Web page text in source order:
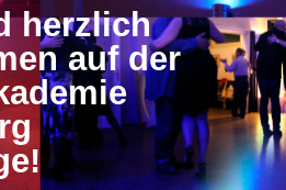
herzlich
auf der